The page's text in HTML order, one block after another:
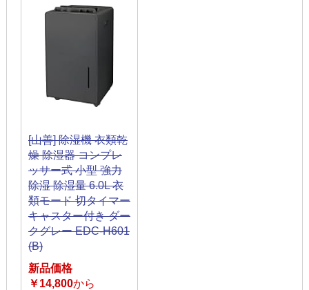
[山善] 除湿機 衣類乾
燥 除湿器 コンプレ
ッサー式 小型 強力
除湿 除湿量 6.0L 衣
類モード 切タイマー
キャスター付き ダー
クグレー EDC-H601
(B)
新品価格
￥14,800から